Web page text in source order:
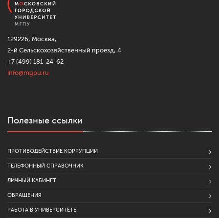
129226, Москва,
2-й Сельскохозяйственный проезд, 4
+7 (499) 181-24-62
info@mgpu.ru
Полезные ссылки
ПРОТИВОДЕЙСТВИЕ КОРРУПЦИИ
ТЕЛЕФОННЫЙ СПРАВОЧНИК
ЛИЧНЫЙ КАБИНЕТ
ОБРАЩЕНИЯ
РАБОТА В УНИВЕРСИТЕТЕ